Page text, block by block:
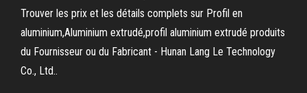
Trouver les prix et les détails complets sur Profil en
aluminium,Aluminium extrudé,profil aluminium extrudé produits
du Fournisseur ou du Fabricant - Hunan Lang Le Technology
Co., Ltd..